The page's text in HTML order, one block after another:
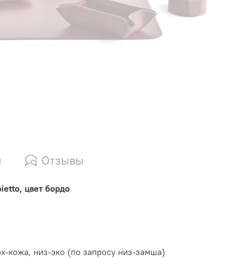
Отзывы
цвет бордо
кожа, низ-эко (по запросу низ-замша)